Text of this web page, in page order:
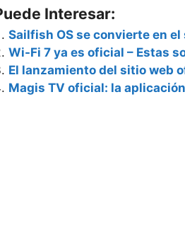
Interesar:
Sailfish OS se convierte en
Wi-Fi 7 ya es oficial – Estas
El lanzamiento del sitio web
Magis TV oficial: la